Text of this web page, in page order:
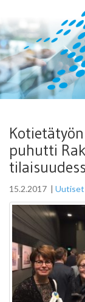
puhutti
15.2.2017 | Uutiset